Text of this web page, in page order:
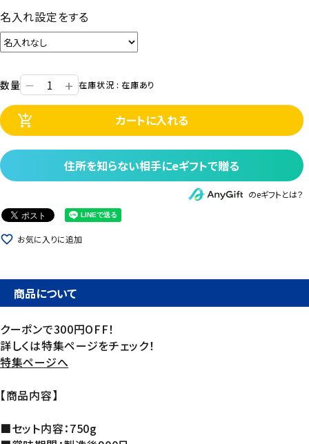
名入れ設定をする
数量 ー + 在庫状況 : 在庫あり
add_shopping_cart カートに入れる
住所を知らない相手にeギフトで贈る
のeギフトとは？
favorite_border お気に入りに追加
商品について
クーポンで300円OFF！
詳しくは特集ページをチェック！
特集ページへ
【商品内容】
■セット内容：750g